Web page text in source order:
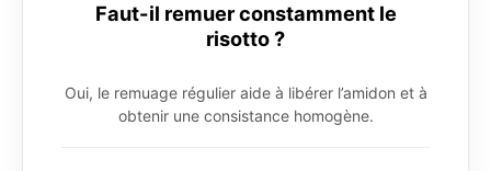
Faut-il remuer constamment le
risotto ?
Oui, le remuage régulier aide à libérer l’amidon et à
obtenir une consistance homogène.